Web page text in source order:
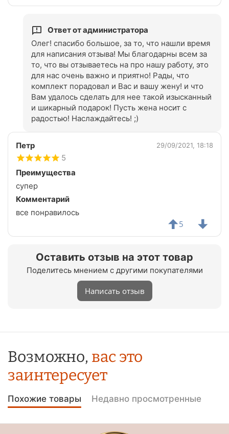
Ответ от администратора
Олег! спасибо большое, за то, что нашли время
для написания отзыва! Мы благодарны всем за
то, что вы отзываетесь на про нашу работу, это
для нас очень важно и приятно! Рады, что
комплект порадовал и Вас и вашу жену! и что
Вам удалось сделать для нее такой изысканный
и шикарный подарок! Пусть жена носит с
радостью! Наслаждайтесь! ;)
Петр 29/09/2021, 18:18
5
Преимущества
супер
Комментарий
все понравилось
5
Оставить отзыв на этот товар
Поделитесь мнением с другими покупателями
Написать отзыв
Возможно, вас это
заинтересует
Похожие товары Недавно просмотренные